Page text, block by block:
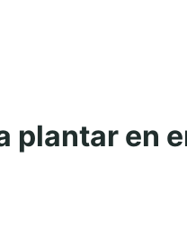
plantar en